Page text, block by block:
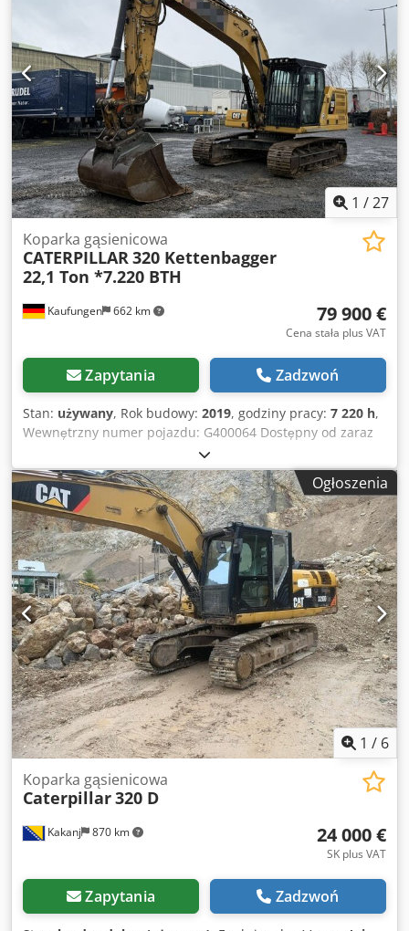
natychmiastowego użycia. Szczegóły: * Oryginalny
wysięgnik CAT * Pasuje do CAT 320–330 (w zależności od
wersji) * Nowy, nieużywany * W komplecie siłownik
podnoszenia * Przewody hydrauliczne już zamontowane *
Dostępny od ręki Idealny jako część zamienna lub do
modernizacji bądź naprawy koparki. Dodpfoziyb Djx Am
Djkr
1 /27
Kaufungen 662 km
Koparka gąsienicowa
CATERPILLAR 320 Kettenbagger
22,1 Ton *7.220 BTH
79 900 €
Cena stała plus VAT
Zapytania Zadzwoń
Stan: używany, Rok budowy: 2019, godziny pracy: 7 220 h,
Wewnętrzny numer pojazdu: G400064 Dostępny od zaraz
na naszym placu w Kaufungen Więcej informacji pod: *
Golec Nutzfahrzeuge GmbH (niemiecki, angielski,
bułgarski, rosyjski) * Viktoria Sologubova (polski, rosyjski,
ukraiński, angielski) CATERPILLAR 320 Koparka gąsienicowa
Rok produkcji: 2019 Przebieg godzin: 7 220 Waga: 22 100 kg
Przykład finansowania: * Numer wewnętrzny: G400064 *
Cena zakupu: 79 900,00 € * Wpłata własna: 10% * Okres
finansowania: 60 miesięcy * Rata miesięczna: 1 199,02 € *
Wartość końcowa: 15 380,00 € Jeśli oferta jest dla Państwa
interesująca lub chcą ją Państwo dostosować do swoich
potrzeb, prosimy o kontakt z panem Enchev. Czekamy na
Państwa telefon. Dksdpfx Amsyvmz To Der Zastrzegamy
możliwość pomyłek. Chętnie przyjmiemy Twój używany
pojazd w rozliczeniu. Finansowanie dostępne
bezpośrednio w naszej firmie. GOLEC NUTZFAHRZEUGE
GMBH Mówimy w językach: niemiecki, angielski,
hiszpański, polski, ukraiński, rosyjski, bułgarski. ----.
Ogłoszenia
1 / 6
Kakanj 870 km
Koparka gąsienicowa
Caterpillar320 D
24 000 €
SK plus VAT
Zapytania Zadzwoń